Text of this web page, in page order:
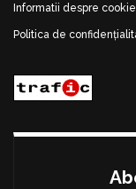
Informatii despre
Politica de